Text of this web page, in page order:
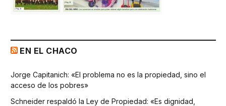
EN EL CHACO
Jorge Capitanich: «El problema no es la propiedad, sino el
acceso de los pobres»
Schneider respaldó la Ley de Propiedad: «Es dignidad,